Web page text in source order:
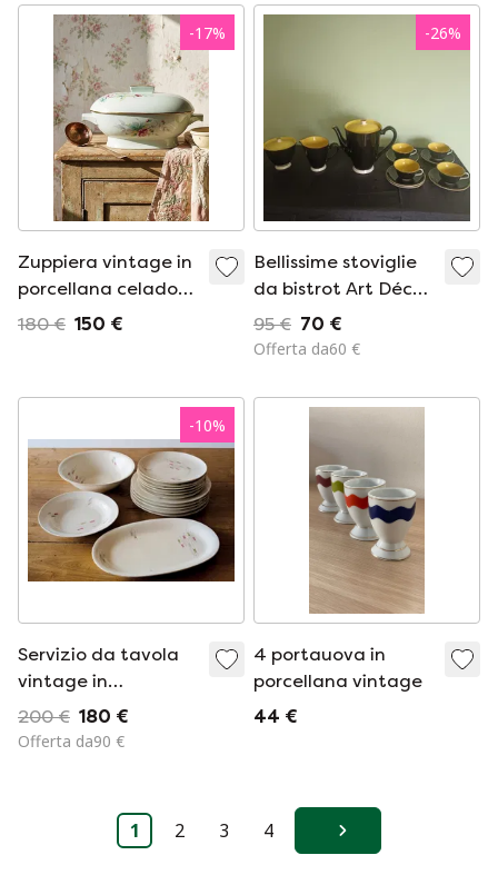
-17%
Zuppiera vintage in
porcellana celadon
di Limoges, Francia,
180 € 150 €
-26%
Bellissime stoviglie
da bistrot Art Déco -
Digoin e
Sarreguemines -
95 € 70 €
Offerta da60 €
-10%
Servizio da tavola
vintage in
porcellana -
Moschendorf,
200 € 180 €
Offerta da90 €
4 portauova in
porcellana vintage
44 €
1 2 3 4 Avanti